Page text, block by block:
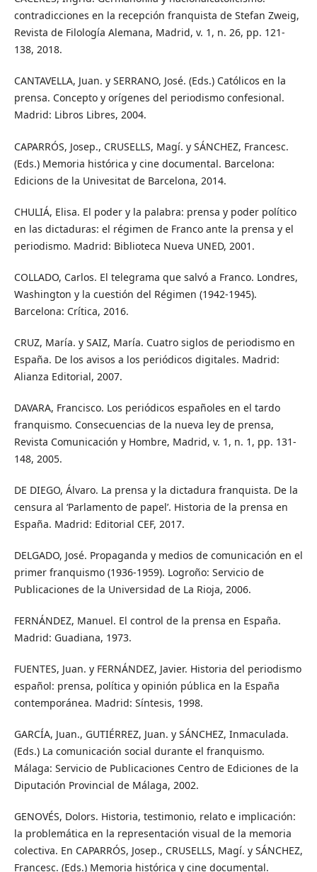
contradicciones en la recepción franquista de Stefan Zweig,
Revista de Filología Alemana, Madrid, v. 1, n. 26, pp. 121-
138, 2018.
CANTAVELLA, Juan. y SERRANO, José. (Eds.) Católicos en la
prensa. Concepto y orígenes del periodismo confesional.
Madrid: Libros Libres, 2004.
CAPARRÓS, Josep., CRUSELLS, Magí. y SÁNCHEZ, Francesc.
(Eds.) Memoria histórica y cine documental. Barcelona:
Edicions de la Univesitat de Barcelona, 2014.
CHULIÁ, Elisa. El poder y la palabra: prensa y poder político
en las dictaduras: el régimen de Franco ante la prensa y el
periodismo. Madrid: Biblioteca Nueva UNED, 2001.
COLLADO, Carlos. El telegrama que salvó a Franco. Londres,
Washington y la cuestión del Régimen (1942-1945).
Barcelona: Crítica, 2016.
CRUZ, María. y SAIZ, María. Cuatro siglos de periodismo en
España. De los avisos a los periódicos digitales. Madrid:
Alianza Editorial, 2007.
DAVARA, Francisco. Los periódicos españoles en el tardo
franquismo. Consecuencias de la nueva ley de prensa,
Revista Comunicación y Hombre, Madrid, v. 1, n. 1, pp. 131-
148, 2005.
DE DIEGO, Álvaro. La prensa y la dictadura franquista. De la
censura al ‘Parlamento de papel’. Historia de la prensa en
España. Madrid: Editorial CEF, 2017.
DELGADO, José. Propaganda y medios de comunicación en el
primer franquismo (1936-1959). Logroño: Servicio de
Publicaciones de la Universidad de La Rioja, 2006.
FERNÁNDEZ, Manuel. El control de la prensa en España.
Madrid: Guadiana, 1973.
FUENTES, Juan. y FERNÁNDEZ, Javier. Historia del periodismo
español: prensa, política y opinión pública en la España
contemporánea. Madrid: Síntesis, 1998.
GARCÍA, Juan., GUTIÉRREZ, Juan. y SÁNCHEZ, Inmaculada.
(Eds.) La comunicación social durante el franquismo.
Málaga: Servicio de Publicaciones Centro de Ediciones de la
Diputación Provincial de Málaga, 2002.
GENOVÉS, Dolors. Historia, testimonio, relato e implicación:
la problemática en la representación visual de la memoria
colectiva. En CAPARRÓS, Josep., CRUSELLS, Magí. y SÁNCHEZ,
Francesc. (Eds.) Memoria histórica y cine documental.